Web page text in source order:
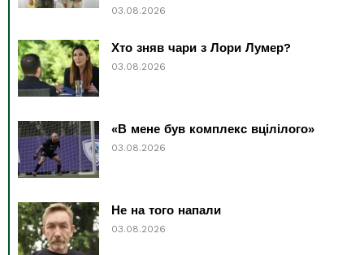
03.08.2026
Хто зняв чари з Лори Лумер?
03.08.2026
«В мене був комплекс вцілілого»
03.08.2026
Не на того напали
03.08.2026